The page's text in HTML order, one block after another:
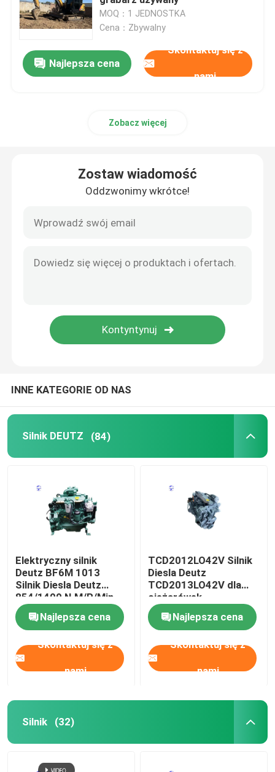
Pompa hydrauliczna
Podróżna skrzynia biegów
Silnik Perkinsa
Silnik Weichai
Części do silników Diesla
Minikoparka
Wręcznik wibracji
Koparko-ładowarki
używane maszyny ciężkie
Zestaw generatora Diesla
MOQ：1 JEDNOSTKA
Cena：Zbywalny
Najlepsza cena
Skontaktuj się z
nami
Zobacz więcej
Zostaw wiadomość
Oddzwonimy wkrótce!
INNE KATEGORIE OD NAS
Silnik DEUTZ (84)
Elektryczny silnik
Deutz BF6M 1013
Silnik Diesla Deutz
854/1400 N.M/R/Min
Najlepsza cena
Skontaktuj się z
nami
TCD2012LO42V Silnik
Diesla Deutz
TCD2013LO42V dla
ciężarówek
Najlepsza cena
Skontaktuj się z
nami
Silnik (32)